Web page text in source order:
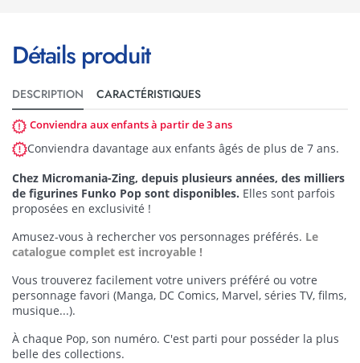
Détails produit
DESCRIPTION CARACTÉRISTIQUES
Conviendra aux enfants à partir de 3 ans
Conviendra davantage aux enfants âgés de plus de 7 ans.
Chez Micromania-Zing, depuis plusieurs années, des milliers
de figurines Funko Pop sont disponibles. Elles sont parfois
proposées en exclusivité !
Amusez-vous à rechercher vos personnages préférés. Le
catalogue complet est incroyable !
Vous trouverez facilement votre univers préféré ou votre
personnage favori (Manga, DC Comics, Marvel, séries TV, films,
musique...).
À chaque Pop, son numéro. C'est parti pour posséder la plus
belle des collections.